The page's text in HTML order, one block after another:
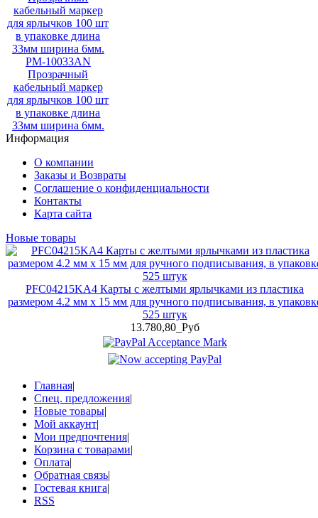
PM-10033AN
Прозрачный
кабельный маркер
для ярлычков 100 шт
в упаковке длина
33мм ширина 6мм.
Информация
О компании
Заказы и Возвраты
Соглашение о конфиденциальности
Контакты
Карта сайта
Новые товары
PFC04215KA4 Карты с желтыми ярлычками из пластика
размером 4.2 мм x 15 мм для ручного подписывания, в
525 штук
13.780,80_Руб
Главная|
Спец. предложения|
Новые товары|
Мой аккаунт|
Мои предпочтения|
Корзина с товарами|
Оплата|
Обратная связь|
Гостевая книга|
RSS